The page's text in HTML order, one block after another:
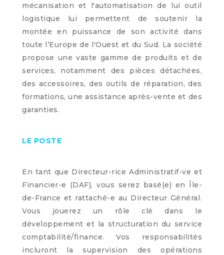
mécanisation et l'automatisation de lui outil
logistique lui permettent de soutenir la
montée en puissance de son activité dans
toute l’Europe de l'Ouest et du Sud. La société
propose une vaste gamme de produits et de
services, notamment des pièces détachées,
des accessoires, des outils de réparation, des
formations, une assistance après-vente et des
garanties.
LE POSTE
En tant que Directeur-rice Administratif-ve et
Financier-e (DAF), vous serez basé(e) en Île-
de-France et rattaché-e au Directeur Général.
Vous jouerez un rôle clé dans le
développement et la structuration du service
comptabilité/finance. Vos responsabilités
incluront la supervision des opérations